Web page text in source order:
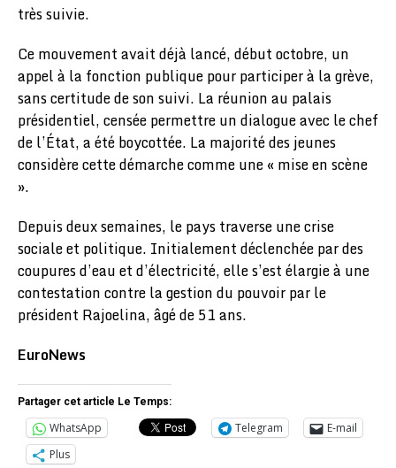
très suivie.
Ce mouvement avait déjà lancé, début octobre, un
appel à la fonction publique pour participer à la grève,
sans certitude de son suivi. La réunion au palais
présidentiel, censée permettre un dialogue avec le chef
de l’État, a été boycottée. La majorité des jeunes
considère cette démarche comme une « mise en scène
».
Depuis deux semaines, le pays traverse une crise
sociale et politique. Initialement déclenchée par des
coupures d’eau et d’électricité, elle s’est élargie à une
contestation contre la gestion du pouvoir par le
président Rajoelina, âgé de 51 ans.
EuroNews
Partager cet article Le Temps:
WhatsApp Telegram
E-mail
Plus